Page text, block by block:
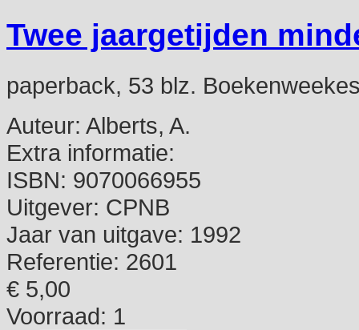
Twee jaargetijden
paperback, 53 blz.
Auteur: Alberts, A.
Extra informatie:
ISBN: 9070066955
Uitgever: CPNB
Jaar van uitgave: 1992
Referentie: 2601
€ 5,00
Voorraad: 1